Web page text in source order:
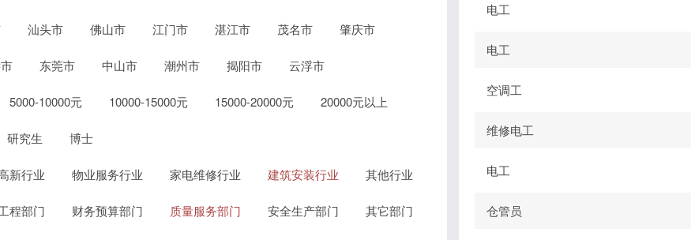
汕头市 佛山市 江门市 湛江市 茂名市 肇庆市
东莞市 中山市 潮州市 揭阳市 云浮市
5000-10000元 10000-15000元 15000-20000元 20000元以上
研究生 博士
新行业 物业服务行业 家电维修行业 建筑安装行业 其他行业
程部门 财务预算部门 质量服务部门 安全生产部门 其它部门
电工
电工
空调工
维修电工
电工
仓管员